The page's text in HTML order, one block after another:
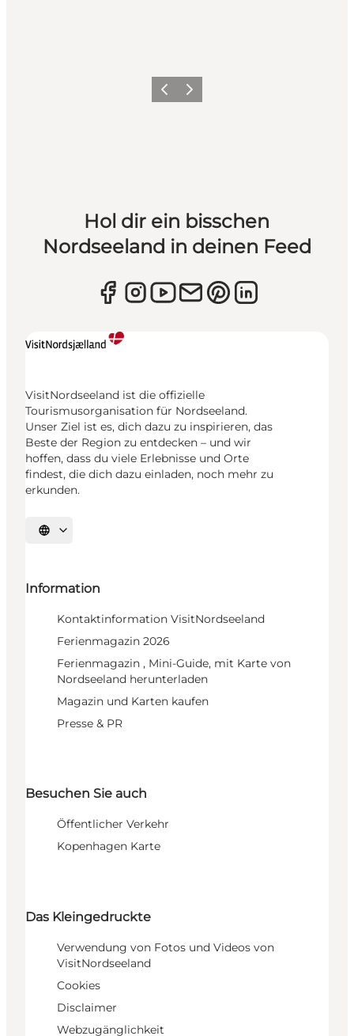
ZurückWeiter
Hol dir ein bisschen
Nordseeland in deinen Feed
VisitNordseeland ist die offizielle
Tourismusorganisation für Nordseeland.
Unser Ziel ist es, dich dazu zu inspirieren, das
Beste der Region zu entdecken – und wir
hoffen, dass du viele Erlebnisse und Orte
findest, die dich dazu einladen, noch mehr zu
erkunden.
Sprache auswählen
Information
Kontaktinformation VisitNordseeland
Ferienmagazin 2026
Ferienmagazin , Mini-Guide, mit Karte von
Nordseeland herunterladen
Magazin und Karten kaufen
Presse & PR
Besuchen Sie auch
Öffentlicher Verkehr
Kopenhagen Karte
Das Kleingedruckte
Verwendung von Fotos und Videos von
VisitNordseeland
Cookies
Disclaimer
Webzugänglichkeit